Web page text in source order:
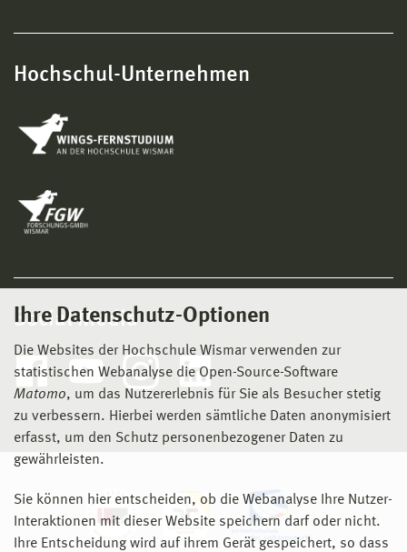
Ihre Datenschutz-Optionen
Die Websites der Hochschule Wismar verwenden zur
statistischen Webanalyse die Open-Source-Software
Matomo, um das Nutzererlebnis für Sie als Besucher stetig
zu verbessern. Hierbei werden sämtliche Daten anonymisiert
erfasst, um den Schutz personenbezogener Daten zu
gewährleisten.
Sie können hier entscheiden, ob die Webanalyse Ihre Nutzer-
Interaktionen mit dieser Website speichern darf oder nicht.
Ihre Entscheidung wird auf ihrem Gerät gespeichert, so dass
Hochschul-Unternehmen
Social Media